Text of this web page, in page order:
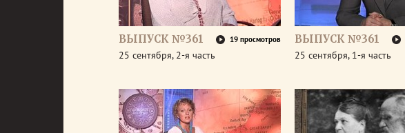
ВЫПУСК №361 19 просмотров
25 сентября, 2-я часть
ВЫПУСК №361
25 сентября, 1-я часть